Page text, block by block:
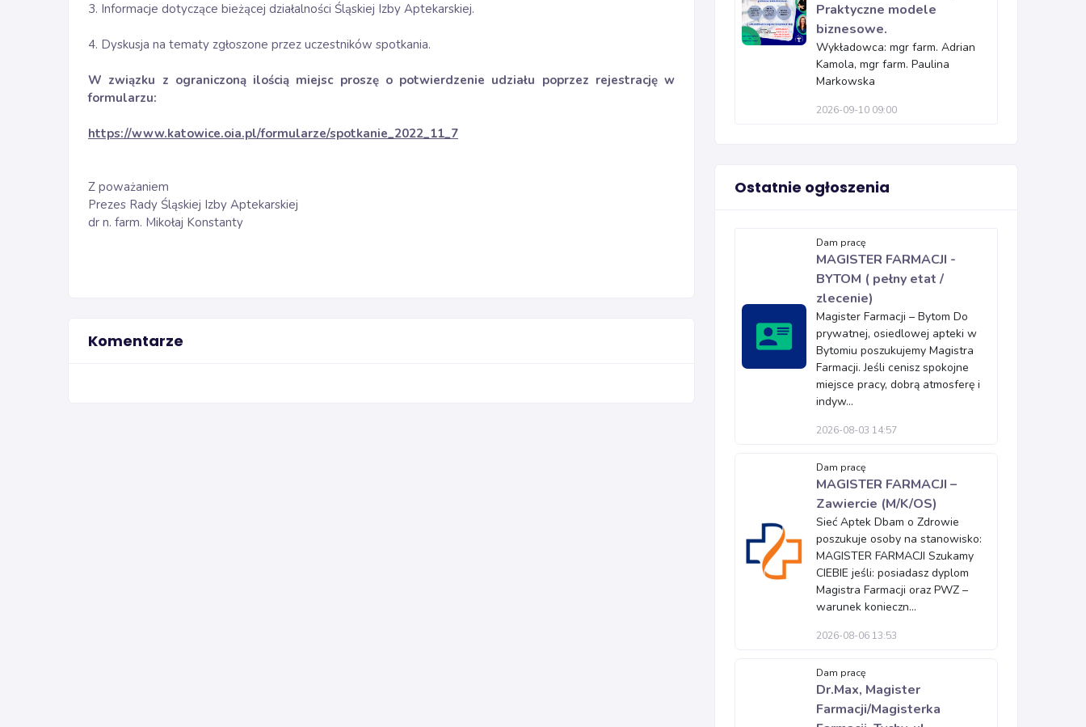
3. Informacje dotyczące bieżącej działalności Śląskiej Izby Aptekarskiej.
4. Dyskusja na tematy zgłoszone przez uczestników spotkania.
W związku z ograniczoną ilością miejsc proszę o potwierdzenie udziału poprzez rejestrację w
formularzu:
https://www.katowice.oia.pl/formularze/spotkanie_2022_11_7
Z poważaniem
Prezes Rady Śląskiej Izby Aptekarskiej
dr n. farm. Mikołaj Konstanty
Komentarze
Praktyczne modele
biznesowe.
Wykładowca: mgr farm. Adrian
Kamola, mgr farm. Paulina
Markowska
2026-09-10 09:00
Ostatnie ogłoszenia
Dam pracę
MAGISTER FARMACJI -
BYTOM ( pełny etat /
zlecenie)
Magister Farmacji – Bytom Do
prywatnej, osiedlowej apteki w
Bytomiu poszukujemy Magistra
Farmacji. Jeśli cenisz spokojne
miejsce pracy, dobrą atmosferę i
indyw...
2026-08-03 14:57
Dam pracę
MAGISTER FARMACJI –
Zawiercie (M/K/OS)
Sieć Aptek Dbam o Zdrowie
poszukuje osoby na stanowisko:
MAGISTER FARMACJI Szukamy
CIEBIE jeśli: posiadasz dyplom
Magistra Farmacji oraz PWZ –
warunek konieczn...
2026-08-06 13:53
Dam pracę
Dr.Max, Magister
Farmacji/Magisterka